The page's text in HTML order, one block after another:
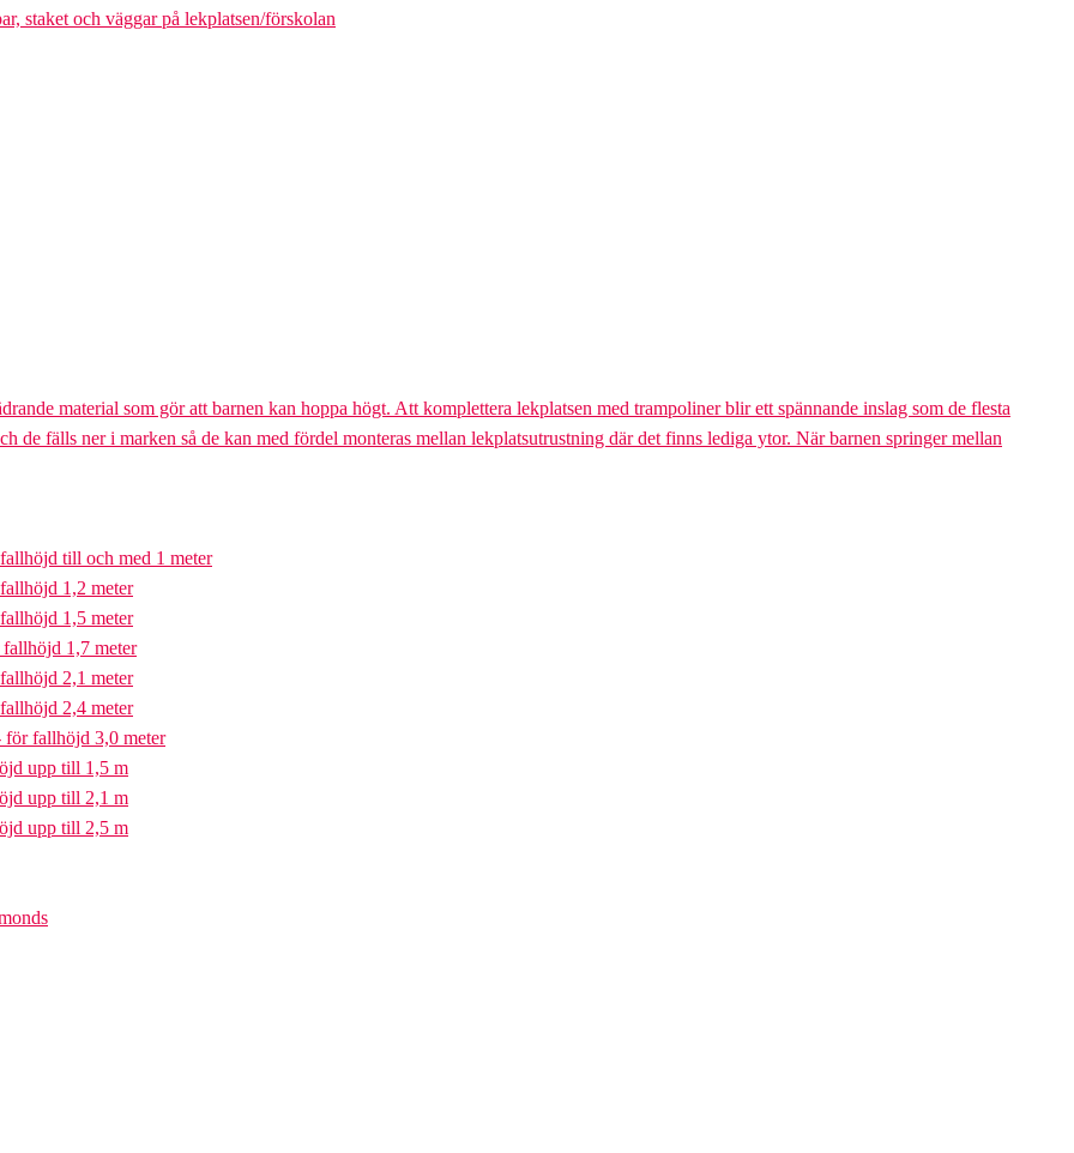
staket och väggar på lekplatsen/förskolan
material som gör att barnen kan hoppa högt. Att komplettera lekplatsen med trampoliner blir ett spännande inslag som de flesta
de fälls ner i marken så de kan med fördel monteras mellan lekplatsutrustning där det finns lediga ytor. När barnen springer mellan
till och med 1 meter
1,2 meter
1,5 meter
1,7 meter
2,1 meter
2,4 meter
för fallhöjd 3,0 meter
upp till 1,5 m
upp till 2,1 m
upp till 2,5 m